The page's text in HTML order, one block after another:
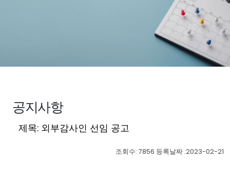
공지사항
제목: 외부감사인 선임 공고
조회수: 7856 등록날짜 :2023-02-21